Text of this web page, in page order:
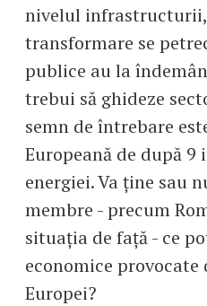
nivelul
transformare se
publice au la
trebui să ghideze
semn de întrebare
Europeană de după
energiei. Va ține sau
membre - precum
situația de față - ce
economice
Europei?